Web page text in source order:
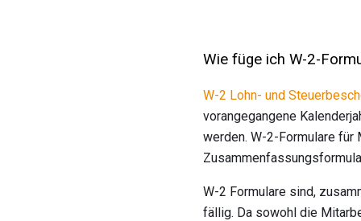
Wie füge ich W-2-
W-2 Lohn- und
vorangegangene
werden. W-2-Formulare
W-2 Formulare sind,
fällig. Da sowohl die